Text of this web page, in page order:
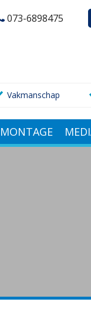
073-6898475
Vakmanschap
MONTAGE